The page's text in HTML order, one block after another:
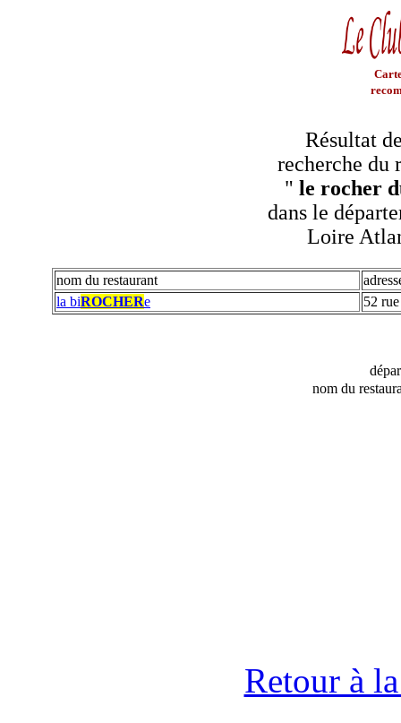
Résultat
recherche du
" le rocher
dans le
Loire
nom du restaurant
la biROCHERe 52
nom du
Retour à